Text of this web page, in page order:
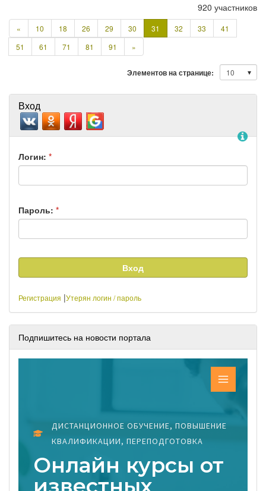
920 участников
« Предыдущая
страница
10 18 26 29 30 31 32 33
41
51
61 71 81 91 »
страница
Элементов на странице:
Вход
Логин: *
Пароль: *
Регистрация |Утерян логин / пароль
Подпишитесь на новости портала